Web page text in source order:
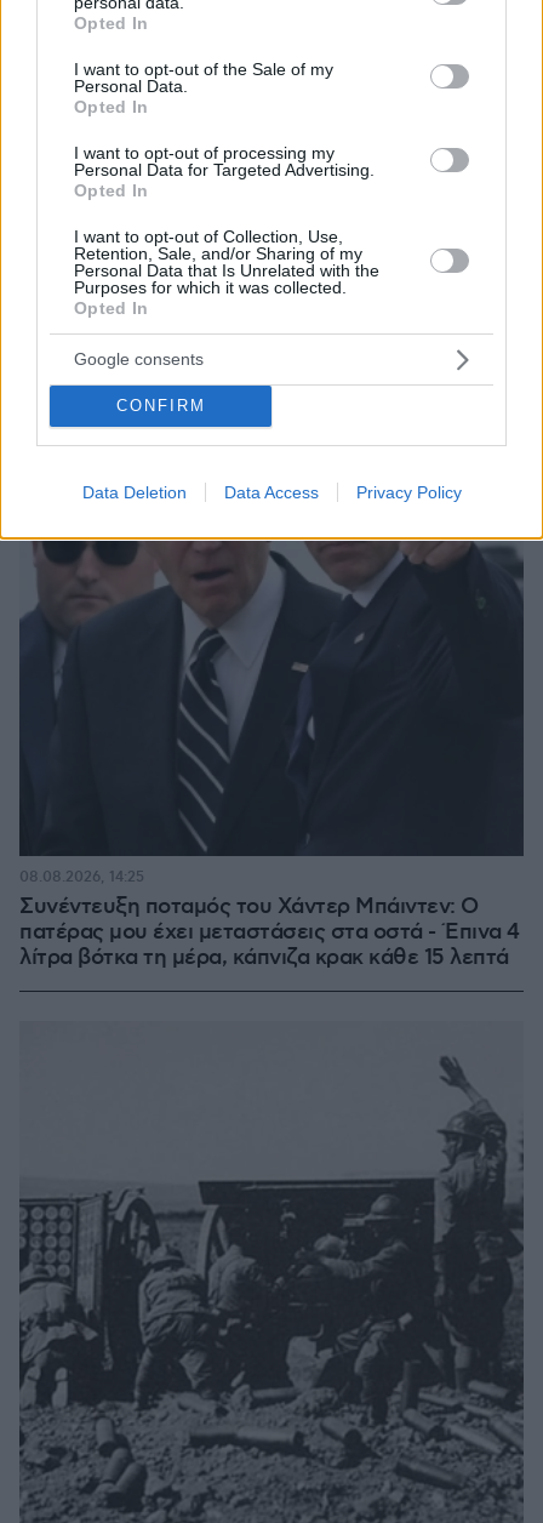
grant or deny consent to Google and its third-party tags to
use your data for below specified purposes in below Google
consent section.
Opted In
I want to opt-out of the Sale of my
Personal Data.
Opted In
I want to opt-out of processing my
Personal Data for Targeted Advertising.
Opted In
I want to opt-out of Collection, Use,
Retention, Sale, and/or Sharing of my
Personal Data that Is Unrelated with the
Purposes for which it was collected.
Opted In
Google consents
CONFIRM
Data Deletion Data Access Privacy Policy
μάλλον αυτή φτάνει στο τέλος της
πριν 30 λεπτά
πριν 31 λεπτά
ΔΕΙΤΕ ΟΛΕΣ ΤΙΣ ΕΙΔΗΣΕΙΣ
ΤΑ ΠΙΟ ΔΗΜΟΦΙΛΗ
Συνέντευξη ποταμός του Χάντερ Μπάιντεν: Ο
πατέρας μου έχει μεταστάσεις στα οστά - Έπινα 4
λίτρα βότκα τη μέρα, κάπνιζα κρακ κάθε 15 λεπτά
08.08.2026, 14:25